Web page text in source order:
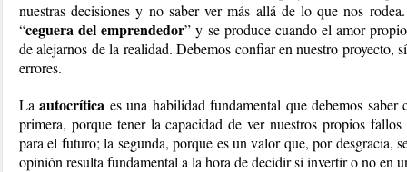
nuestras decisiones y no saber ver más allá de lo que nos
“ceguera del emprendedor” y se produce cuando el amor
de alejarnos de la realidad. Debemos confiar en nuestro proyecto,
errores.
La autocrítica es una habilidad fundamental que debemos
primera, porque tener la capacidad de ver nuestros propios
para el futuro; la segunda, porque es un valor que, por desgracia,
opinión resulta fundamental a la hora de decidir si invertir o no en